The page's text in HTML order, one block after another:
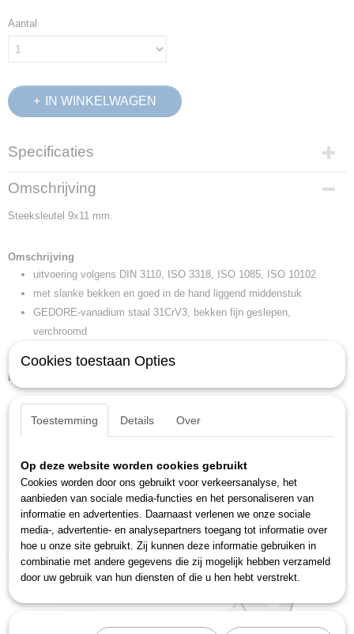
Aantal
IN WINKELWAGEN
Specificaties
Productcode
6064640
EAN code
Productcode leverancier
16,50 x 5,20 x 3 cm
Omschrijving
Steeksleutel 9x11 mm.
Omschrijving
uitvoering volgens DIN 3110, ISO 3318, ISO 1085, ISO 10102
met slanke bekken en goed in de hand liggend middenstuk
GEDORE-vanadium staal 31CrV3, bekken fijn geslepen,
verchroomd
Kenmerken
niet genormeerd: *
gewicht: 0,050 kg
kopbreedte (b2): 26,5 mm
kophoogte (a a1 b h l2 t): 4,5 mm
lengte (l l1): 157 mm
sleutelwijdte 2: 9 x 11 mm
Ook interessant
Cookies toestaan Opties
Toestemming Details Over
Op deze website worden cookies gebruikt
Cookies worden door ons gebruikt voor verkeersanalyse, het
aanbieden van sociale media-functies en het personaliseren van
informatie en advertenties. Daarnaast verlenen we onze sociale
media-, advertentie- en analysepartners toegang tot informatie over
hoe u onze site gebruikt. Zij kunnen deze informatie gebruiken in
combinatie met andere gegevens die zij mogelijk hebben verzameld
door uw gebruik van hun diensten of die u hen hebt verstrekt.